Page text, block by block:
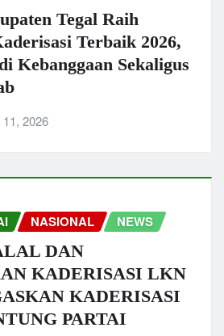
Tegal Raih
Terbaik 2026,
Kebanggaan Sekaligus
2026
NASIONAL NEWS
DAN
KADERISASI LKN
KADERISASI
PARTAI